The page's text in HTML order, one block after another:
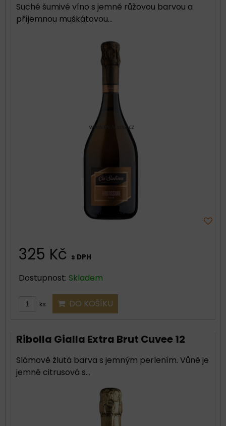
Suché šumivé víno s jemně růžovou barvou a
příjemnou muškátovou...
325 Kč s DPH
Dostupnost: Skladem
ks DO KOŠÍKU
Ribolla Gialla Extra Brut Cuvee 12
Slámově žlutá barva s jemným perlením. Vůně je
jemně citrusová s...